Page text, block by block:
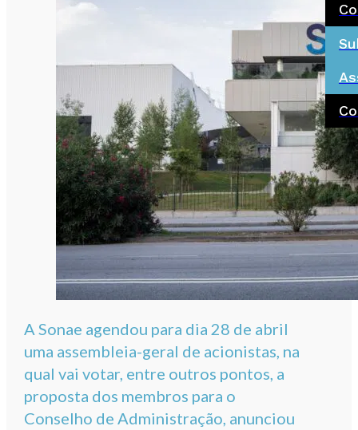
A Sonae agendou para dia 28 de abril
uma assembleia-geral de acionistas, na
qual vai votar, entre outros pontos, a
proposta dos membros para o
Conselho de Administração, anunciou